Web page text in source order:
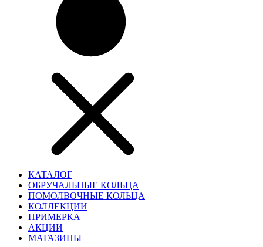
КАТАЛОГ
ОБРУЧАЛЬНЫЕ КОЛЬЦА
ПОМОЛВОЧНЫЕ КОЛЬЦА
КОЛЛЕКЦИИ
ПРИМЕРКА
АКЦИИ
МАГАЗИНЫ